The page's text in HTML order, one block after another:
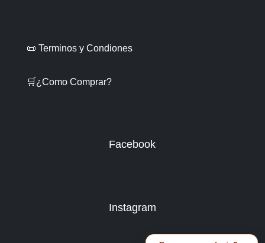
📜 Terminos y Condiones
🛒¿Como Comprar?
Facebook
Instagram